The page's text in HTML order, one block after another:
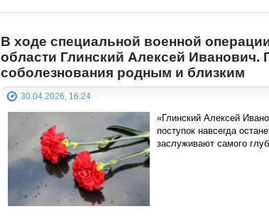
В ходе специальной военной
области Глинский Алексей Иванович.
соболезнования родным и близким
30.04.2026, 16:24
«Глинский Алексей
поступок навсегда
заслуживают самого